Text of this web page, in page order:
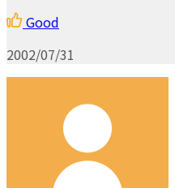
Good
2002/07/31